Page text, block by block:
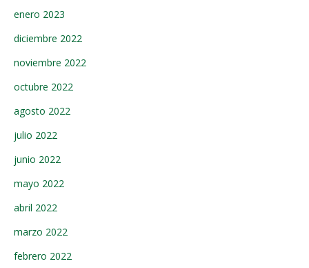
enero 2023
diciembre 2022
noviembre 2022
octubre 2022
agosto 2022
julio 2022
junio 2022
mayo 2022
abril 2022
marzo 2022
febrero 2022